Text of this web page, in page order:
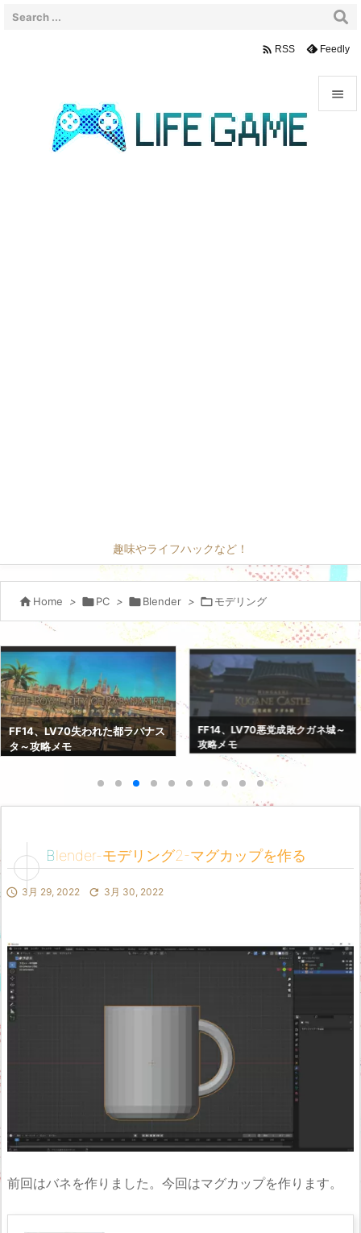
趣味やライフハックなど！

 RSS Feedly
 Home > PC > Blender > モデリング
FF14、LV70悪党成敗クガネ城～
攻略メモ
FF14、LV70紅蓮決戦アラミゴ～
攻略メモ
Blender-モデリング2-マグカップを作る
 3月 29, 2022  3月 30, 2022
前回はバネを作りました。今回はマグカップを作ります。